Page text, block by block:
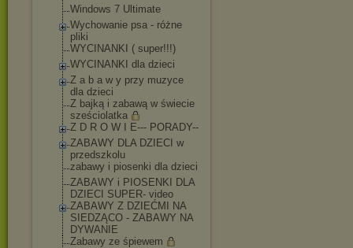
Windows 7 Ultimate
Wychowanie psa - różne
pliki
WYCINANKI ( super!!!)
WYCINANKI dla dzieci
Z a b a w y przy muzyce
dla dzieci
Z bajką i zabawą w świecie
sześciolatka
Z D R O W I E--- PORADY--
ZABAWY DLA DZIECI w
przedszkolu
zabawy i piosenki dla dzieci
ZABAWY i PIOSENKI DLA
DZIECI SUPER- video
ZABAWY Z DZIEĆMI NA
SIEDZĄCO - ZABAWY NA
DYWANIE
Zabawy ze śpiewem